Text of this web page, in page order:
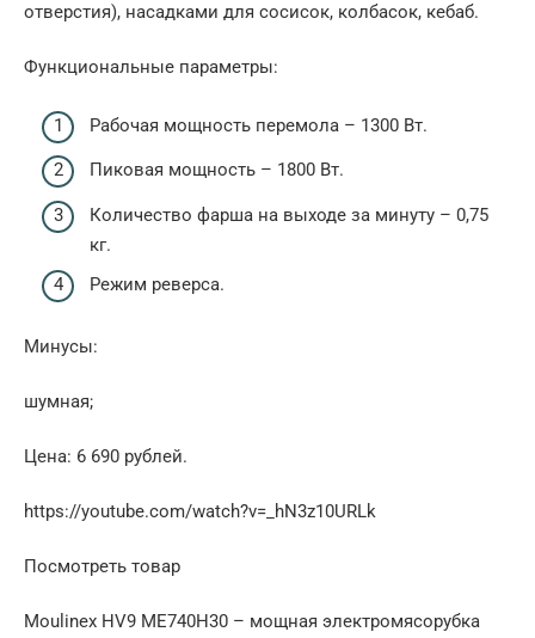
отверстия), насадками для сосисок, колбасок, кебаб.
Функциональные параметры:
Рабочая мощность перемола – 1300 Вт.
Пиковая мощность – 1800 Вт.
Количество фарша на выходе за минуту – 0,75
кг.
Режим реверса.
Минусы:
шумная;
Цена: 6 690 рублей.
https://youtube.com/watch?v=_hN3z10URLk
Посмотреть товар
Moulinex HV9 ME740H30 – мощная электромясорубка